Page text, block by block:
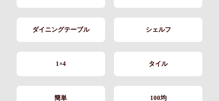
ダイニングテーブル シェルフ
1×4 タイル
簡単 100均